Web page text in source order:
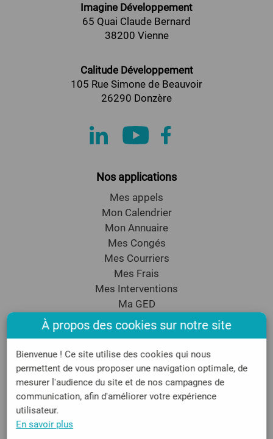
Imagine Développement
65 Quai Claude Bernard
38200 Vienne
Calitude Développement
105 Rue Simone de Beauvoir
26290 Donzère
Nos applications
Mes appels
Mon Calendrier
Mon Annuaire
Mes Congés
Mes Courriers
Mes Frais
Mes Interventions
Ma GED
Mon CRM
Assistance
FAQ
Tarifs
Politique cookies
À propos des cookies sur notre site
Bienvenue ! Ce site utilise des cookies qui nous
permettent de vous proposer une navigation optimale, de
mesurer l'audience du site et de nos campagnes de
communication, afin d'améliorer votre expérience
utilisateur.
En savoir plus